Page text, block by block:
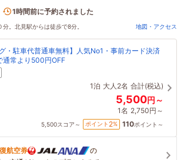
2名がこの宿を見ています
1時間前に予約されました
。北見駅からは徒歩で8分。 地図・アクセス
・駐車代普通車無料】人気No1・事前カード決済
通常より500円OFF
1泊 大人2名 合計(税込)
5,500円～
1名 2,750円～
5,500スコア～ ポイント 2% 110ポイント～
航空券
の